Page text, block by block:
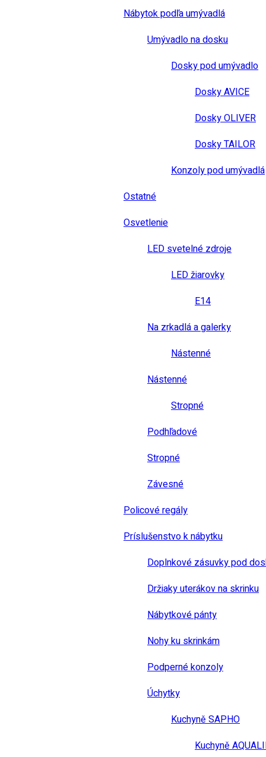
Nábytok podľa umývadlá
Umývadlo na dosku
Dosky pod umývadlo
Dosky AVICE
Dosky OLIVER
Dosky TAILOR
Konzoly pod umývadlá
Ostatné
Osvetlenie
LED svetelné zdroje
LED žiarovky
E14
Na zrkadlá a galerky
Nástenné
Nástenné
Stropné
Podhľadové
Stropné
Závesné
Policové regály
Príslušenstvo k nábytku
Doplnkové zásuvky pod
Držiaky uterákov na skrinku
Nábytkové pánty
Nohy ku skrinkám
Podperné konzoly
Úchytky
Kuchyně SAPHO
Kuchyně